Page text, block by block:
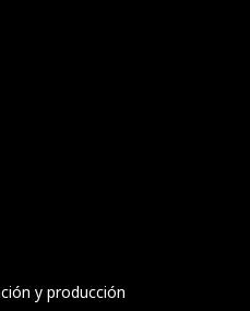
y producción